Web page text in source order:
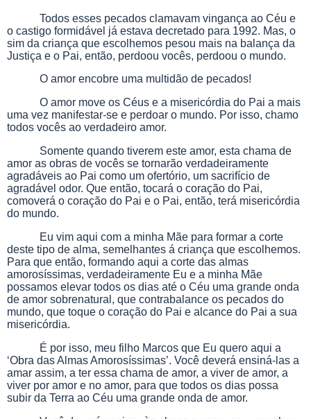
Todos esses pecados clamavam vingança ao Céu e
o castigo formidável já estava decretado para 1992. Mas, o
sim da criança que escolhemos pesou mais na balança da
Justiça e o Pai, então, perdoou vocês, perdoou o mundo.
O amor encobre uma multidão de pecados!
O amor move os Céus e a misericórdia do Pai a mais
uma vez manifestar-se e perdoar o mundo. Por isso, chamo
todos vocês ao verdadeiro amor.
Somente quando tiverem este amor, esta chama de
amor as obras de vocês se tornarão verdadeiramente
agradáveis ao Pai como um ofertório, um sacrifício de
agradável odor. Que então, tocará o coração do Pai,
comoverá o coração do Pai e o Pai, então, terá misericórdia
do mundo.
Eu vim aqui com a minha Mãe para formar a corte
deste tipo de alma, semelhantes á criança que escolhemos.
Para que então, formando aqui a corte das almas
amorosíssimas, verdadeiramente Eu e a minha Mãe
possamos elevar todos os dias até o Céu uma grande onda
de amor sobrenatural, que contrabalance os pecados do
mundo, que toque o coração do Pai e alcance do Pai a sua
misericórdia.
É por isso, meu filho Marcos que Eu quero aqui a
‘Obra das Almas Amorosíssimas’. Você deverá ensiná-las a
amar assim, a ter essa chama de amor, a viver de amor, a
viver por amor e no amor, para que todos os dias possa
subir da Terra ao Céu uma grande onda de amor.